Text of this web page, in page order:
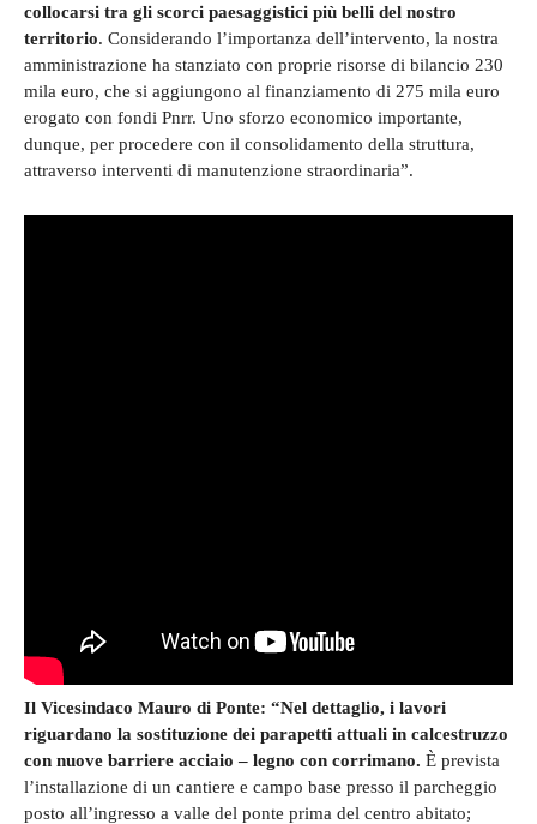
collocarsi tra gli scorci paesaggistici più belli del nostro
territorio. Considerando l’importanza dell’intervento, la nostra
amministrazione ha stanziato con proprie risorse di bilancio 230
mila euro, che si aggiungono al finanziamento di 275 mila euro
erogato con fondi Pnrr. Uno sforzo economico importante,
dunque, per procedere con il consolidamento della struttura,
attraverso interventi di manutenzione straordinaria”.
Il Vicesindaco Mauro di Ponte: “Nel dettaglio, i lavori
riguardano la sostituzione dei parapetti attuali in calcestruzzo
con nuove barriere acciaio – legno con corrimano. È prevista
l’installazione di un cantiere e campo base presso il parcheggio
posto all’ingresso a valle del ponte prima del centro abitato;